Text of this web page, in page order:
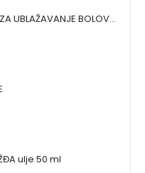
TIGROVA MAST ZA UBLAŽAVANJE BOLOVA I ZAGRIJAVANJE MIŠIĆA
ulje 50 ml